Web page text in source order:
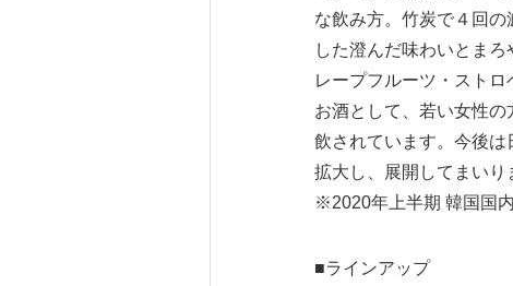
な飲み方。竹炭で４回
した澄んだ味わいとま
レープフルーツ・ストロ
お酒として、若い女性
飲されています。今後
拡大し、展開してまいり
※2020年上半期 韓国国
■ラインアップ